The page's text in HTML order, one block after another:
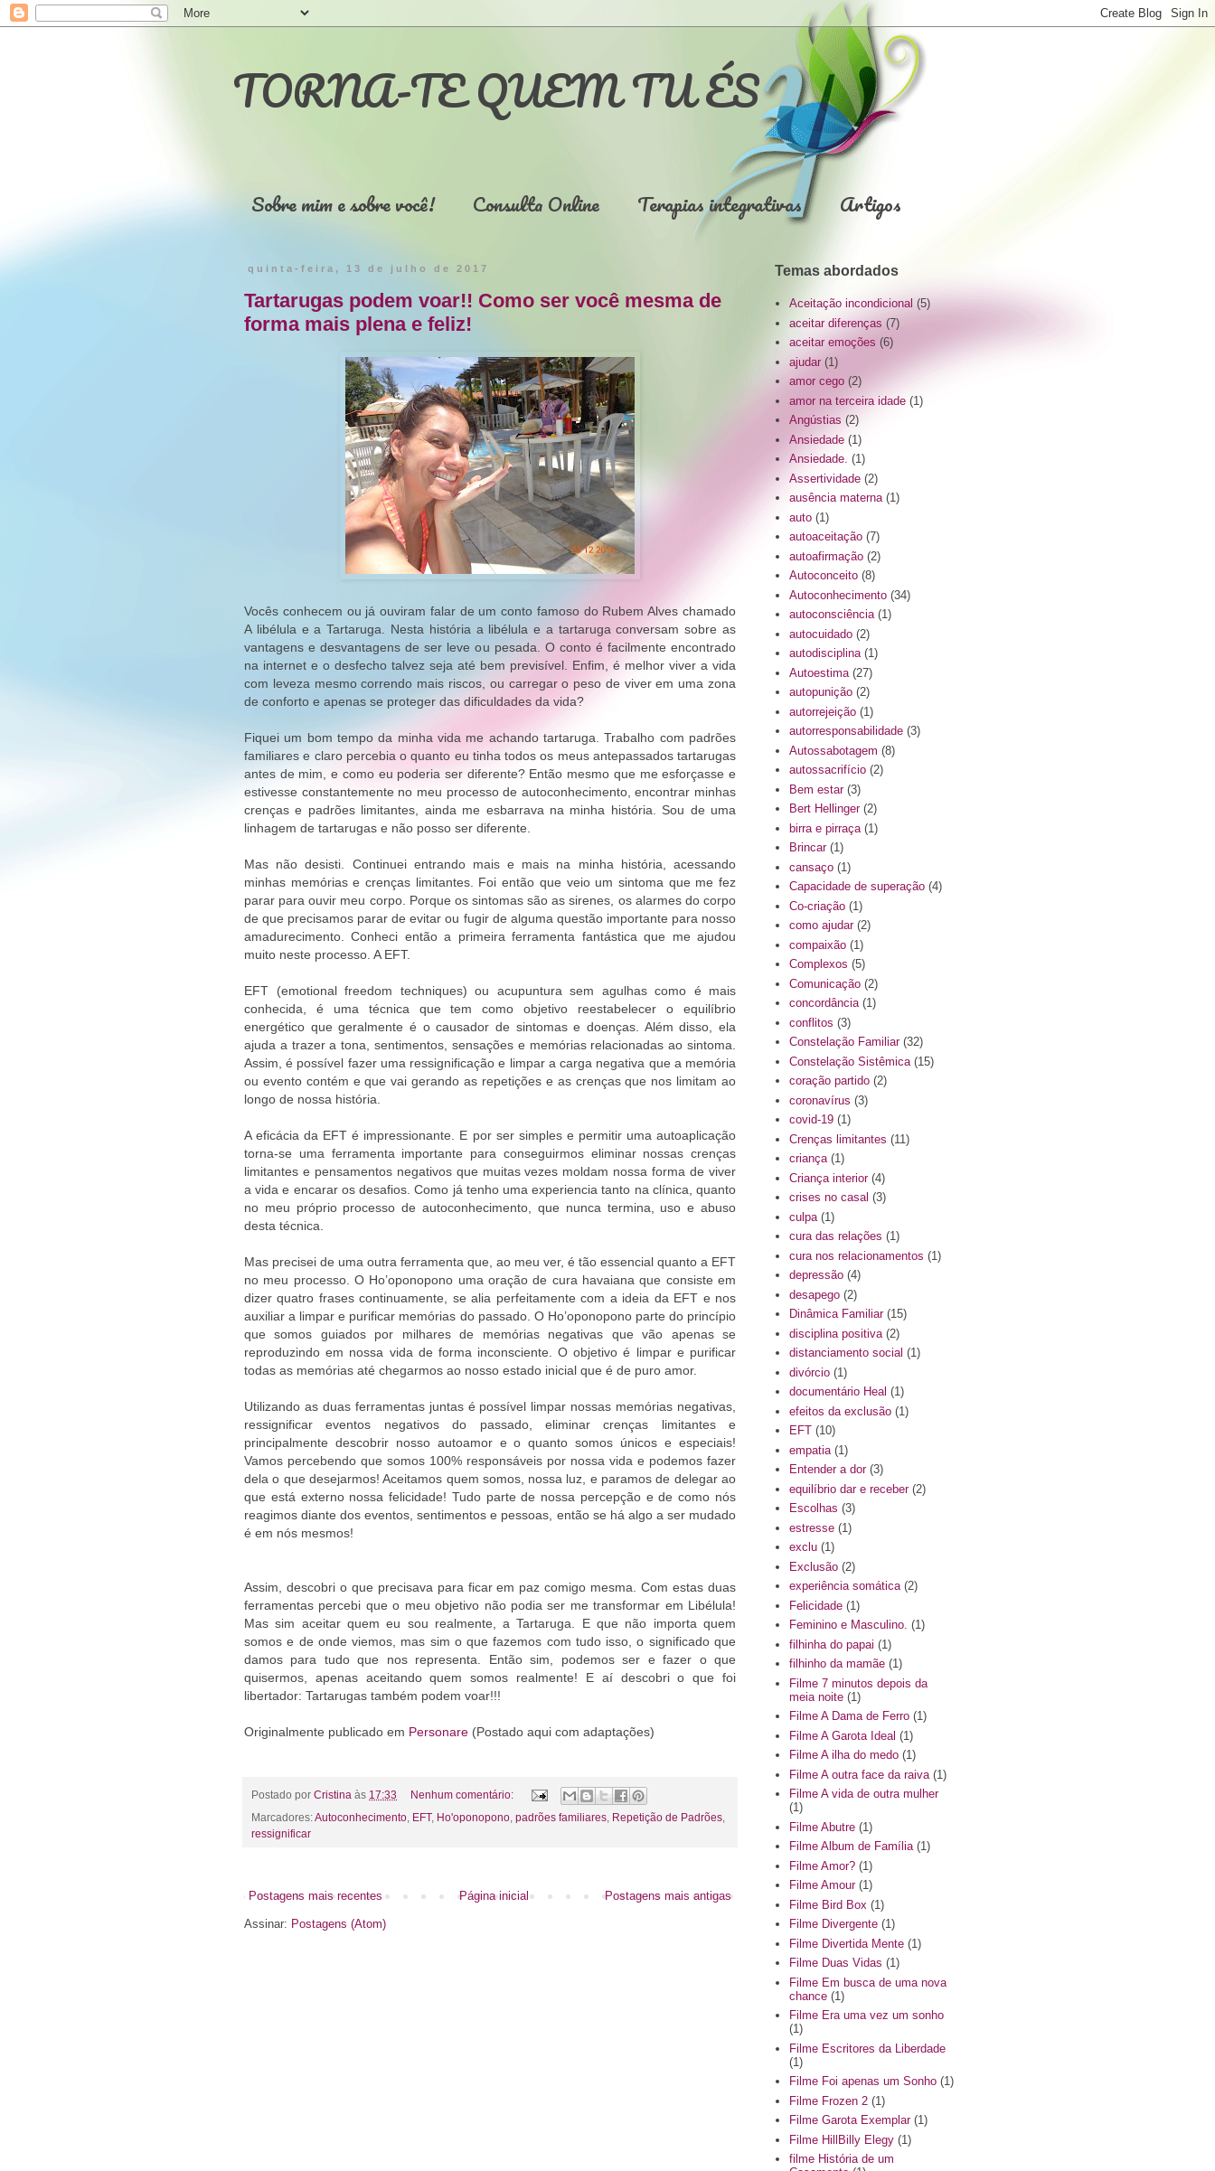
TORNA-TE QUEM TU ÉS
Sobre mim e sobre você! Consulta Online Terapias integrativas Artigos
quinta-feira, 13 de julho de 2017
Tartarugas podem voar!! Como ser você mesma de
forma mais plena e feliz!
Vocês conhecem ou já ouviram falar de um conto famoso do Rubem Alves chamado
A libélula e a Tartaruga. Nesta história a libélula e a tartaruga conversam sobre as
vantagens e desvantagens de ser leve ou pesada. O conto é facilmente encontrado
na internet e o desfecho talvez seja até bem previsível. Enfim, é melhor viver a vida
com leveza mesmo correndo mais riscos, ou carregar o peso de viver em uma zona
de conforto e apenas se proteger das dificuldades da vida?
Fiquei um bom tempo da minha vida me achando tartaruga. Trabalho com padrões
familiares e claro percebia o quanto eu tinha todos os meus antepassados tartarugas
antes de mim, e como eu poderia ser diferente? Então mesmo que me esforçasse e
estivesse constantemente no meu processo de autoconhecimento, encontrar minhas
crenças e padrões limitantes, ainda me esbarrava na minha história. Sou de uma
linhagem de tartarugas e não posso ser diferente.
Mas não desisti. Continuei entrando mais e mais na minha história, acessando
minhas memórias e crenças limitantes. Foi então que veio um sintoma que me fez
parar para ouvir meu corpo. Porque os sintomas são as sirenes, os alarmes do corpo
de que precisamos parar de evitar ou fugir de alguma questão importante para nosso
amadurecimento. Conheci então a primeira ferramenta fantástica que me ajudou
muito neste processo. A EFT.
EFT (emotional freedom techniques) ou acupuntura sem agulhas como é mais
conhecida, é uma técnica que tem como objetivo reestabelecer o equilíbrio
energético que geralmente é o causador de sintomas e doenças. Além disso, ela
ajuda a trazer a tona, sentimentos, sensações e memórias relacionadas ao sintoma.
Assim, é possível fazer uma ressignificação e limpar a carga negativa que a memória
ou evento contém e que vai gerando as repetições e as crenças que nos limitam ao
longo de nossa história.
A eficácia da EFT é impressionante. E por ser simples e permitir uma autoaplicação
torna-se uma ferramenta importante para conseguirmos eliminar nossas crenças
limitantes e pensamentos negativos que muitas vezes moldam nossa forma de viver
a vida e encarar os desafios. Como já tenho uma experiencia tanto na clínica, quanto
no meu próprio processo de autoconhecimento, que nunca termina, uso e abuso
desta técnica.
Mas precisei de uma outra ferramenta que, ao meu ver, é tão essencial quanto a EFT
no meu processo. O Ho’oponopono uma oração de cura havaiana que consiste em
dizer quatro frases continuamente, se alia perfeitamente com a ideia da EFT e nos
auxiliar a limpar e purificar memórias do passado. O Ho’oponopono parte do princípio
que somos guiados por milhares de memórias negativas que vão apenas se
reproduzindo em nossa vida de forma inconsciente. O objetivo é limpar e purificar
todas as memórias até chegarmos ao nosso estado inicial que é de puro amor.
Utilizando as duas ferramentas juntas é possível limpar nossas memórias negativas,
ressignificar eventos negativos do passado, eliminar crenças limitantes e
principalmente descobrir nosso autoamor e o quanto somos únicos e especiais!
Vamos percebendo que somos 100% responsáveis por nossa vida e podemos fazer
dela o que desejarmos! Aceitamos quem somos, nossa luz, e paramos de delegar ao
que está externo nossa felicidade! Tudo parte de nossa percepção e de como nós
reagimos diante dos eventos, sentimentos e pessoas, então se há algo a ser mudado
é em nós mesmos!
Assim, descobri o que precisava para ficar em paz comigo mesma. Com estas duas
ferramentas percebi que o meu objetivo não podia ser me transformar em Libélula!
Mas sim aceitar quem eu sou realmente, a Tartaruga. E que não importa quem
somos e de onde viemos, mas sim o que fazemos com tudo isso, o significado que
damos para tudo que nos representa. Então sim, podemos ser e fazer o que
quisermos, apenas aceitando quem somos realmente! E aí descobri o que foi
libertador: Tartarugas também podem voar!!!
Originalmente publicado em Personare (Postado aqui com adaptações)
Postado por Cristina às 17:33
Nenhum comentário:
Marcadores:Autoconhecimento EFT, Ho'oponopono padrões familiares Repetição de Padrões
ressignificar
Postagens mais recentes Postagens mais antigas
Página inicial
Assinar: Postagens (Atom)
Temas abordados
Aceitação incondicional (5)
aceitar diferenças (7)
aceitar emoções (6)
ajudar (1)
amor cego (2)
amor na terceira idade (1)
Angústias (2)
Ansiedade (1)
Ansiedade. (1)
Assertividade (2)
ausência materna (1)
auto (1)
autoaceitação (7)
autoafirmação (2)
Autoconceito (8)
Autoconhecimento (34)
autoconsciência (1)
autocuidado (2)
autodisciplina (1)
Autoestima (27)
autopunição (2)
autorrejeição (1)
autorresponsabilidade (3)
Autossabotagem (8)
autossacrifício (2)
Bem estar (3)
Bert Hellinger (2)
birra e pirraça (1)
Brincar (1)
cansaço (1)
Capacidade de superação (4)
Co-criação (1)
como ajudar (2)
compaixão (1)
Complexos (5)
Comunicação (2)
concordância (1)
conflitos (3)
Constelação Familiar (32)
Constelação Sistêmica (15)
coração partido (2)
coronavírus (3)
covid-19 (1)
Crenças limitantes (11)
criança (1)
Criança interior (4)
crises no casal (3)
culpa (1)
cura das relações (1)
cura nos relacionamentos (1)
depressão (4)
desapego (2)
Dinâmica Familiar (15)
disciplina positiva (2)
distanciamento social (1)
divórcio (1)
documentário Heal (1)
efeitos da exclusão (1)
EFT (10)
empatia (1)
Entender a dor (3)
equilíbrio dar e receber (2)
Escolhas (3)
estresse (1)
exclu (1)
Exclusão (2)
experiência somática (2)
Felicidade (1)
Feminino e Masculino. (1)
filhinha do papai (1)
filhinho da mamãe (1)
Filme 7 minutos depois da
meia noite (1)
Filme A Dama de Ferro (1)
Filme A Garota Ideal (1)
Filme A ilha do medo (1)
Filme A outra face da raiva (1)
Filme A vida de outra mulher
(1)
Filme Abutre (1)
Filme Album de Família (1)
Filme Amor? (1)
Filme Amour (1)
Filme Bird Box (1)
Filme Divergente (1)
Filme Divertida Mente (1)
Filme Duas Vidas (1)
Filme Em busca de uma nova
chance (1)
Filme Era uma vez um sonho
(1)
Filme Escritores da Liberdade
(1)
Filme Foi apenas um Sonho (1)
Filme Frozen 2 (1)
Filme Garota Exemplar (1)
Filme HillBilly Elegy (1)
filme História de um